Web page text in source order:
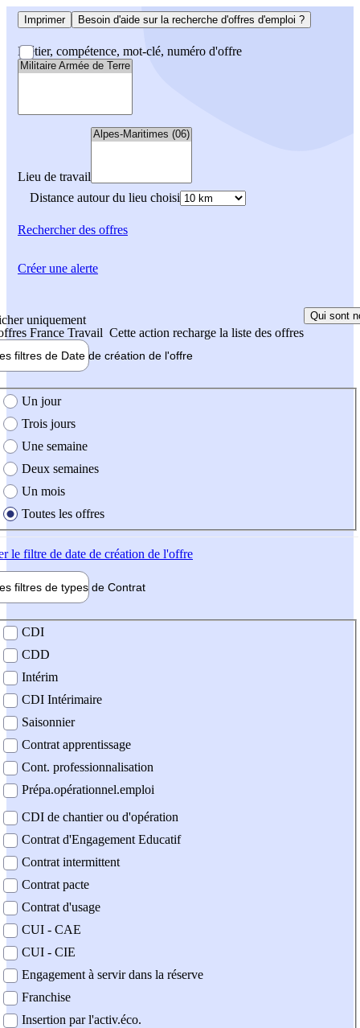
Imprimer Besoin d'aide sur la recherche d'offres d'emploi ?
Métier, compétence, mot-clé, numéro d'offre
Lieu de travail
Distance autour du lieu choisi
Rechercherdes offres
uniquement
France Travail Cette action recharge la liste des offres
Qui sont
filtres de Date de création de l'offre
création de l'offre
Un jour
Trois jours
Une semaine
Deux semaines
Un mois
Toutes les offres
le filtre de date de création de l'offre
filtres de types de Contrat
contrat
CDI
CDD
Intérim
CDI Intérimaire
Saisonnier
Contrat apprentissage
Cont. professionnalisation
Prépa.opérationnel.emploi
CDI de chantier ou d'opération
Contrat d'Engagement Educatif
Contrat intermittent
Contrat pacte
Contrat d'usage
CUI - CAE
CUI - CIE
Engagement à servir dans la réserve
Franchise
Insertion par l'activ.éco.
Créer une alerte